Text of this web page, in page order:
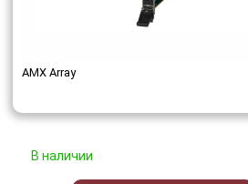
AMX Array
В наличии